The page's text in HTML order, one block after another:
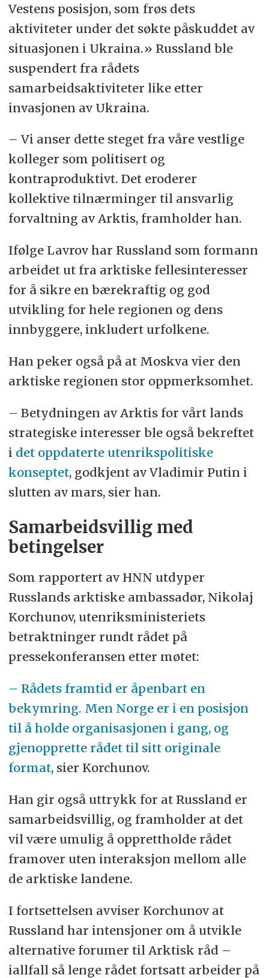
Vestens posisjon, som frøs dets
aktiviteter under det søkte påskuddet av
situasjonen i Ukraina.» Russland ble
suspendert fra rådets
samarbeidsaktiviteter like etter
invasjonen av Ukraina.
– Vi anser dette steget fra våre vestlige
kolleger som politisert og
kontraproduktivt. Det eroderer
kollektive tilnærminger til ansvarlig
forvaltning av Arktis, framholder han.
Ifølge Lavrov har Russland som formann
arbeidet ut fra arktiske fellesinteresser
for å sikre en bærekraftig og god
utvikling for hele regionen og dens
innbyggere, inkludert urfolkene.
Han peker også på at Moskva vier den
arktiske regionen stor oppmerksomhet.
– Betydningen av Arktis for vårt lands
strategiske interesser ble også bekreftet
i det oppdaterte utenrikspolitiske
konseptet, godkjent av Vladimir Putin i
slutten av mars, sier han.
Samarbeidsvillig med
betingelser
Som rapportert av HNN utdyper
Russlands arktiske ambassadør, Nikolaj
Korchunov, utenriksministeriets
betraktninger rundt rådet på
pressekonferansen etter møtet:
– Rådets framtid er åpenbart en
bekymring. Men Norge er i en posisjon
til å holde organisasjonen i gang, og
gjenopprette rådet til sitt originale
format, sier Korchunov.
Han gir også uttrykk for at Russland er
samarbeidsvillig, og framholder at det
vil være umulig å opprettholde rådet
framover uten interaksjon mellom alle
de arktiske landene.
I fortsettelsen avviser Korchunov at
Russland har intensjoner om å utvikle
alternative forumer til Arktisk råd –
iallfall så lenge rådet fortsatt arbeider på